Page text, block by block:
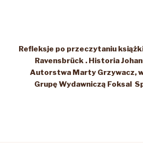
Refleksje po przeczytaniu
Ravensbrück . Historia
Autorstwa Marty Grzywacz,
Grupę Wydawniczą Foksal